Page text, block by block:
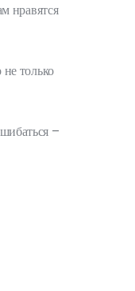
нравятся
только
–